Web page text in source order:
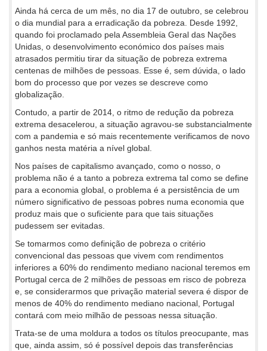
Ainda há cerca de um mês, no dia 17 de outubro, se celebrou
o dia mundial para a erradicação da pobreza. Desde 1992,
quando foi proclamado pela Assembleia Geral das Nações
Unidas, o desenvolvimento económico dos países mais
atrasados permitiu tirar da situação de pobreza extrema
centenas de milhões de pessoas. Esse é, sem dúvida, o lado
bom do processo que por vezes se descreve como
globalização.
Contudo, a partir de 2014, o ritmo de redução da pobreza
extrema desacelerou, a situação agravou-se substancialmente
com a pandemia e só mais recentemente verificamos de novo
ganhos nesta matéria a nível global.
Nos países de capitalismo avançado, como o nosso, o
problema não é a tanto a pobreza extrema tal como se define
para a economia global, o problema é a persistência de um
número significativo de pessoas pobres numa economia que
produz mais que o suficiente para que tais situações
pudessem ser evitadas.
Se tomarmos como definição de pobreza o critério
convencional das pessoas que vivem com rendimentos
inferiores a 60% do rendimento mediano nacional teremos em
Portugal cerca de 2 milhões de pessoas em risco de pobreza
e, se considerarmos que privação material severa é dispor de
menos de 40% do rendimento mediano nacional, Portugal
contará com meio milhão de pessoas nessa situação.
Trata-se de uma moldura a todos os títulos preocupante, mas
que, ainda assim, só é possível depois das transferências